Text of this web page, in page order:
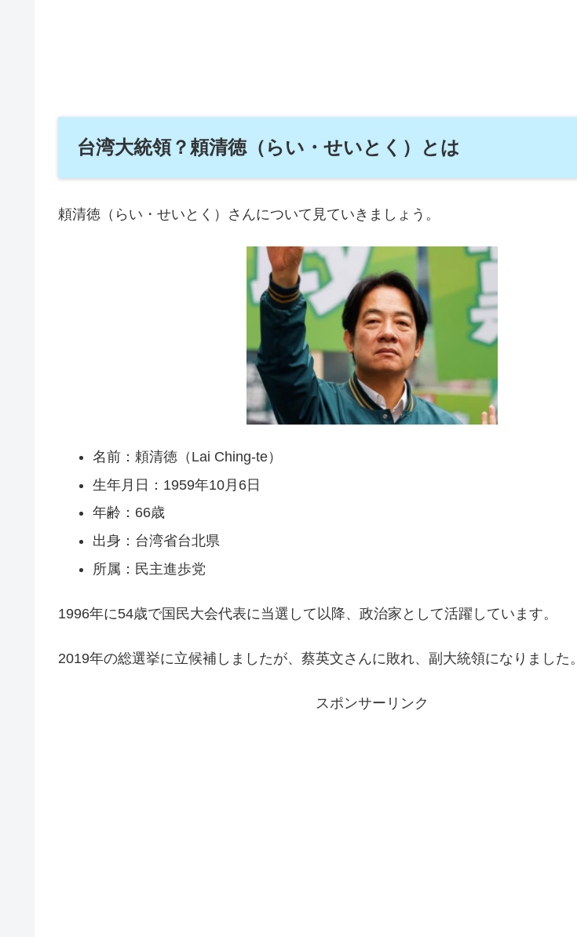
台湾大統領？頼清徳（らい・せいとく）とは
頼清徳（らい・せいとく）さんについて見ていきましょう。
名前：頼清徳（Lai Ching-te）
生年月日：1959年10月6日
年齢：66歳
出身：台湾省台北県
所属：民主進歩党
1996年に54歳で国民大会代表に当選して以降、政治家として活躍しています。
2019年の総選挙に立候補しましたが、蔡英文さんに敗れ、副大統領になりました。
スポンサーリンク